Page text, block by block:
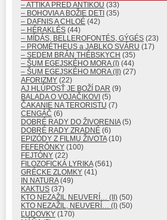
– ATTIKA PRED ANTIKOU (33)
– BOHOVIA A BOŽIE DETI (35)
– DAFNIS A CHLOÉ (42)
– HÉRAKLÉS (44)
– MÍDÁS, BELLEROFONTÉS, GÝGÉS (23)
– PROMÉTHEUS a JABLKO SVÁRU (17)
– SEDEM BRÁN THÉBSKYCH (35)
– ŠUM EGEJSKÉHO MORA (I) (44)
– ŠUM EGEJSKÉHO MORA (II) (27)
AFORIZMY (22)
AJ HLÚPOSŤ JE BOŽÍ DAR (9)
BALADA O VOJAČIKOVI (5)
ČAKANIE NA TERORISTU (7)
CENGÁČ (6)
DOBRÉ RADY DO ŽIVORENIA(5)
DOBRÉ RADY ZRADNÉ (6)
EPIZÓDY Z FILMU ŽIVOTA(10)
FEFERÓNKY (100)
FEJTÓNY (22)
FILOZOFICKÁ LYRIKA(561)
GRÉCKE ZLOMKY (41)
IN NATURA(49)
KAKTUS (37)
KTO NEZAŽIL NEUVERÍ… (II) (50)
KTO NEZAŽIL, NEUVERÍ… (I) (50)
ĽUDOVKY (170)